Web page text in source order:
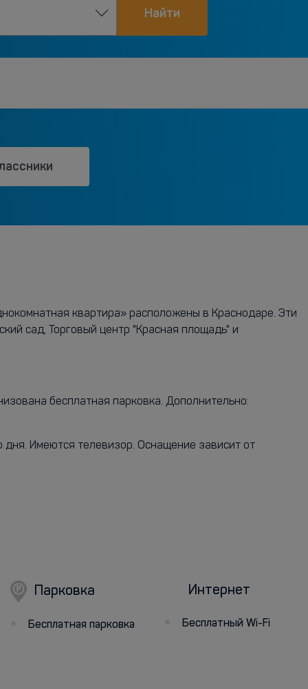
Найти
квартира» расположены в Краснодаре. Эти
сад, Торговый центр "Красная площадь" и
бесплатная парковка. Дополнительно:
Имеются телевизор. Оснащение зависит от
Парковка
Бесплатная парковка
Интернет
Бесплатный Wi-Fi